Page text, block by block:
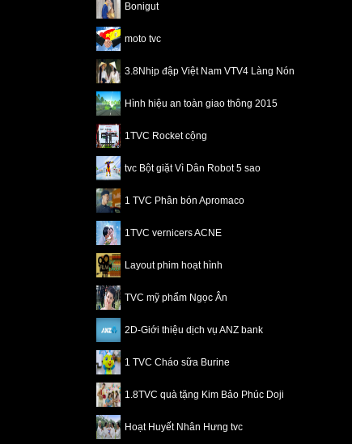
Bonigut
moto tvc
3.8Nhịp đập Việt Nam VTV4 Làng Nón
Hình hiệu an toàn giao thông 2015
1TVC Rocket cộng
tvc Bột giặt Vì Dân Robot 5 sao
1 TVC Phân bón Apromaco
1TVC vernicers ACNE
Layout phim hoạt hình
TVC mỹ phẩm Ngọc Ân
2D-Giới thiệu dịch vụ ANZ bank
1 TVC Cháo sữa Burine
1.8TVC quà tặng Kim Bảo Phúc Doji
Hoạt Huyết Nhân Hưng tvc